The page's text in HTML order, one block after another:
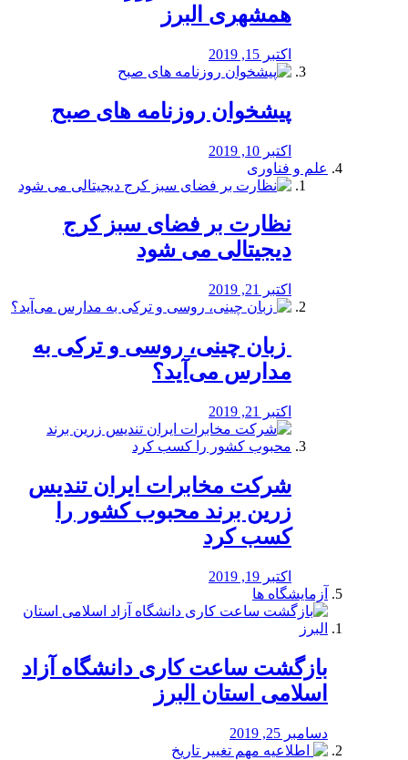
همشهری البرز
اکتبر 15, 2019
پیشخوان روزنامه های صبح
اکتبر 10, 2019
علم و فناوری
نظارت بر فضای سبز کرج
دیجیتالی می شود
اکتبر 21, 2019
️ زبان چینی، روسی و ترکی به
مدارس می‌آید؟
اکتبر 21, 2019
شرکت مخابرات ایران تندیس
زرین برند محبوب کشور را
کسب کرد
اکتبر 19, 2019
آزمایشگاه ها
بازگشت ساعت کاری دانشگاه آزاد
اسلامی استان البرز
دسامبر 25, 2019